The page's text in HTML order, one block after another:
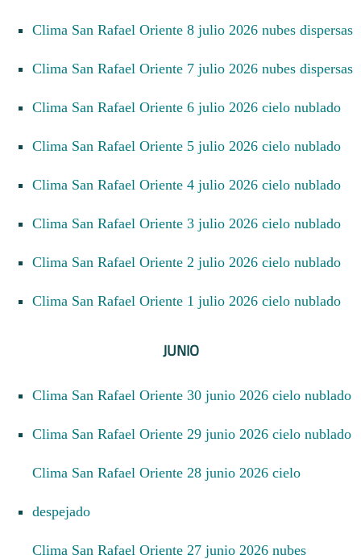
Clima San Rafael Oriente 8 julio 2026 nubes dispersas
Clima San Rafael Oriente 7 julio 2026 nubes dispersas
Clima San Rafael Oriente 6 julio 2026 cielo nublado
Clima San Rafael Oriente 5 julio 2026 cielo nublado
Clima San Rafael Oriente 4 julio 2026 cielo nublado
Clima San Rafael Oriente 3 julio 2026 cielo nublado
Clima San Rafael Oriente 2 julio 2026 cielo nublado
Clima San Rafael Oriente 1 julio 2026 cielo nublado
JUNIO
Clima San Rafael Oriente 30 junio 2026 cielo nublado
Clima San Rafael Oriente 29 junio 2026 cielo nublado
Clima San Rafael Oriente 28 junio 2026 cielo
despejado
Clima San Rafael Oriente 27 junio 2026 nubes